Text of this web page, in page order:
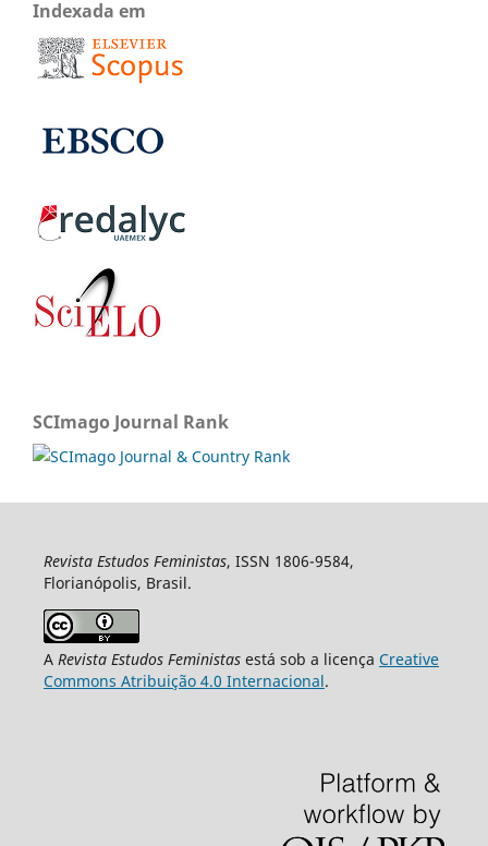
Indexada em
SCImago Journal Rank
Revista Estudos Feministas, ISSN 1806-9584,
Florianópolis, Brasil.
A Revista Estudos Feministasestá sob a licença Creative
Commons Atribuição 4.0 Internacional.